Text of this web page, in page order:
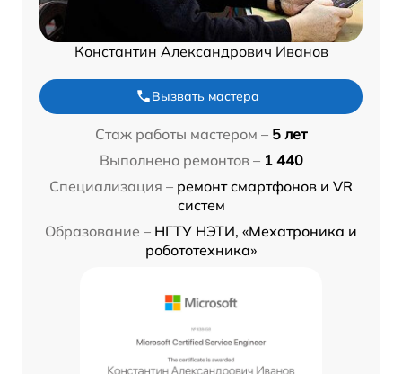
Константин Александрович Иванов
Вызвать мастера
Стаж работы мастером – 5 лет
Выполнено ремонтов – 1 440
Специализация – ремонт смартфонов и VR
систем
Образование – НГТУ НЭТИ, «Мехатроника и
робототехника»